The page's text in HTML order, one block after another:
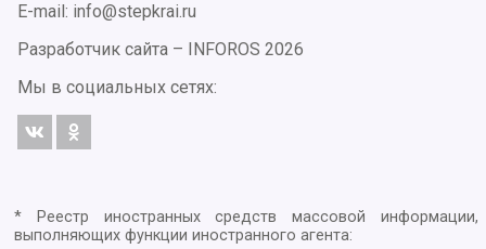
E-mail: info@stepkrai.ru
Разработчик сайта –
INFOROS 2026
Мы в социальных сетях:
* Реестр иностранных средств массовой информации,
выполняющих функции иностранного агента: